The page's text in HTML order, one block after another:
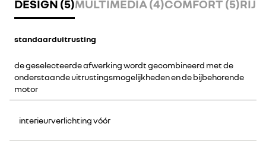
DESIGN (5)MULTIMEDIA (4)COMFORT (5)
standaarduitrusting
de geselecteerde afwerking wordt gecombineerd met de
onderstaande uitrustingsmogelijkheden en de bijbehorende
motor
interieurverlichting vóór